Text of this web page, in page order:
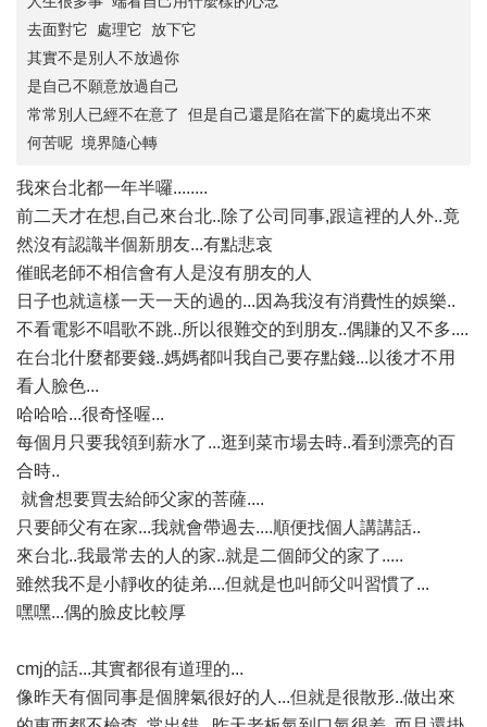
去面對它 處理它 放下它
其實不是別人不放過你
是自己不願意放過自己
常常別人已經不在意了 但是自己還是陷在當下的處境出不來
何苦呢 境界隨心轉
我來台北都一年半囉........
前二天才在想,自己來台北..除了公司同事,跟這裡的人外..竟
然沒有認識半個新朋友...有點悲哀
催眠老師不相信會有人是沒有朋友的人
日子也就這樣一天一天的過的...因為我沒有消費性的娛樂..
不看電影不唱歌不跳..所以很難交的到朋友..偶賺的又不多....
在台北什麼都要錢..媽媽都叫我自己要存點錢...以後才不用
看人臉色...
哈哈哈...很奇怪喔...
每個月只要我領到薪水了...逛到菜市場去時..看到漂亮的百
合時..
就會想要買去給師父家的菩薩....
只要師父有在家...我就會帶過去....順便找個人講講話..
來台北..我最常去的人的家..就是二個師父的家了.....
雖然我不是小靜收的徒弟....但就是也叫師父叫習慣了...
嘿嘿...偶的臉皮比較厚
cmj的話...其實都很有道理的...
像昨天有個同事是個脾氣很好的人...但就是很散形..做出來